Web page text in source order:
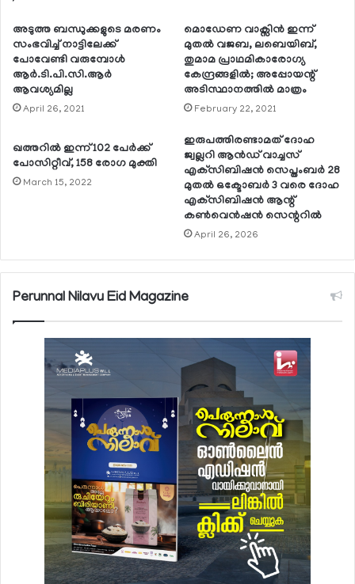
അടുത്ത ബന്ധുക്കളുടെ മരണം
സംഭവിച്ച് നാട്ടിലേക്ക്
പോവേണ്ടി വരുമ്പോള്‍
ആര്‍.ടി.പി.സി.ആര്‍
ആവശ്യമില്ല
April 26, 2021
മൊഡേണ വാക്സിന്‍ ഇന്ന്
മുതല്‍ വജബ, ലബെയിബ്,
തുമാമ പ്രാഥമികാരോഗ്യ
കേന്ദ്രങ്ങളില്‍; അപ്പോയന്റ്
അടിസ്ഥാനത്തില്‍ മാത്രം
February 22, 2021
ഖത്തറില്‍ ഇന്ന് 102 പേര്‍ക്ക്
പോസിറ്റീവ്, 158 രോഗ മുക്തി
March 15, 2022
ഇരുപത്തിരണ്ടാമത് ദോഹ
ജ്വല്ലറി ആന്‍ഡ് വാച്ചസ്
എക്‌സിബിഷന്‍ സെപ്തംബര്‍ 28
മുതല്‍ ഒക്ടോബര്‍ 3 വരെ ദോഹ
എക്‌സിബിഷന്‍ ആന്റ്
കണ്‍വെന്‍ഷന്‍ സെന്ററില്‍
April 26, 2026
Perunnal Nilavu Eid Magazine